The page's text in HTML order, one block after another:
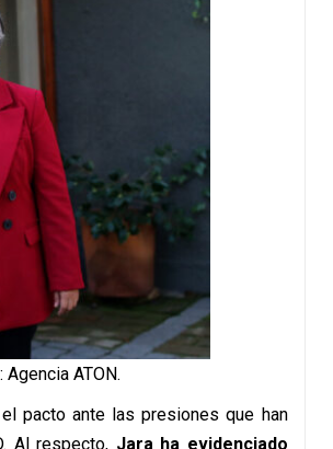
ATON.
pacto ante las presiones que han
Al respecto, Jara ha evidenciado